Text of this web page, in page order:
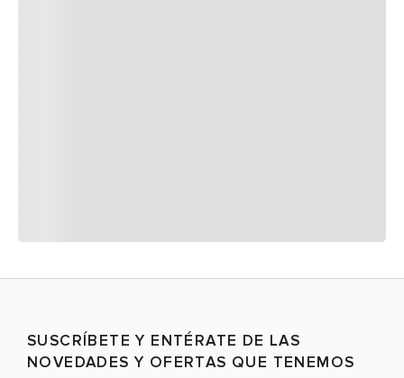
SUSCRÍBETE Y ENTÉRATE DE LAS
NOVEDADES Y OFERTAS QUE TENEMOS